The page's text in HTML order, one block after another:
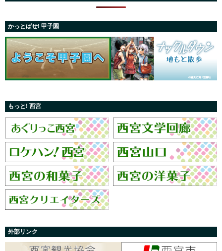
かっとばせ! 甲子園
もっと! 西宮
外部リンク